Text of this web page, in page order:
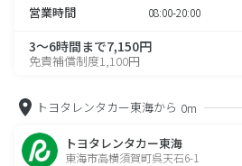
営業時間 08:00-20:00
3～6時間まで7,150円
免責補償制度1,100円
トヨタレンタカー東海から 0m
トヨタレンタカー東海
東海市高横須賀町呉天石6-1